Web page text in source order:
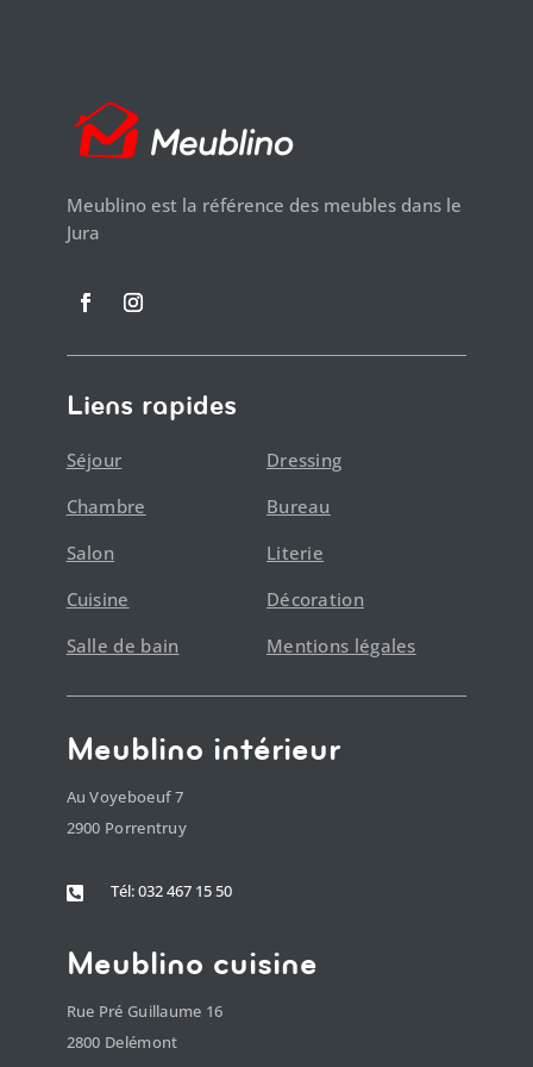
Meublino est la référence des meubles dans le
Jura
Liens rapides
Séjour
Chambre
Salon
Cuisine
Salle de bain
Dressing
Bureau
Literie
Décoration
Mentions légales
Meublino intérieur
Au Voyeboeuf 7
2900 Porrentruy
 Tél: 032 467 15 50
Meublino cuisine
Rue Pré Guillaume 16
2800 Delémont